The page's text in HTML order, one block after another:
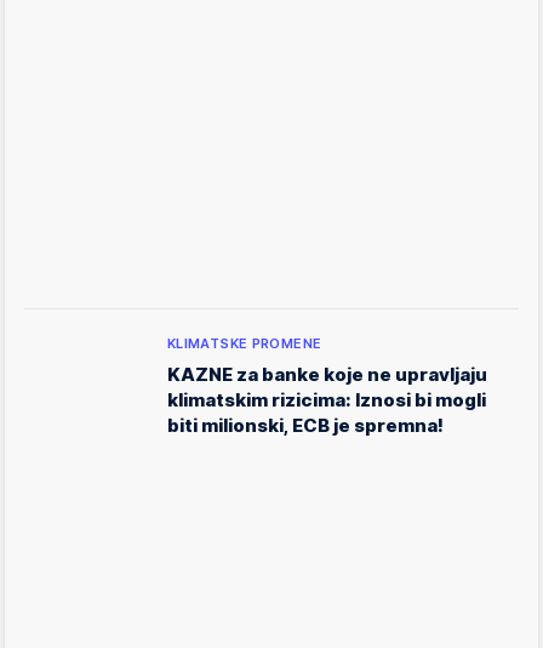
KLIMATSKE PROMENE
KAZNE za banke koje ne upravljaju
klimatskim rizicima: Iznosi bi mogli
biti milionski, ECB je spremna!